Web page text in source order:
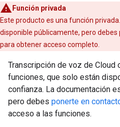
Función privada
Este producto es una función
disponible públicamente, pero debes
para obtener acceso completo.
Transcripción de voz de
funciones, que solo están
confianza. La documentación
pero debes ponerte en
acceso a las funciones.